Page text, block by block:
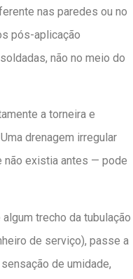
nas paredes ou no
pós-aplicação
não no meio do
a torneira e
drenagem irregular
existia antes — pode
algum trecho da tubulação
de serviço), passe a
de umidade,